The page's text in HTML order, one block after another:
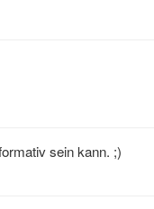
sein kann. ;)